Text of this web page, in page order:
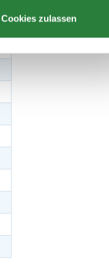
Cookies zulassen